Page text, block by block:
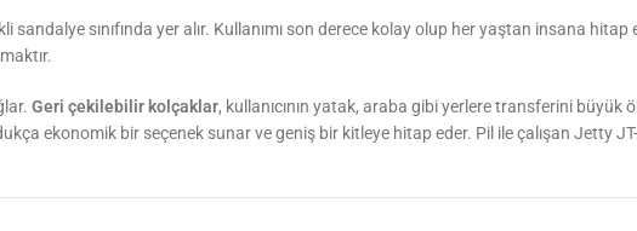
sınıfında yer alır. Kullanımı son derece kolay olup her yaştan insana hitap
Geri çekilebilir kolçaklar, kullanıcının yatak, araba gibi yerlere transferini büyük
ekonomik bir seçenek sunar ve geniş bir kitleye hitap eder. Pil ile çalışan Jetty